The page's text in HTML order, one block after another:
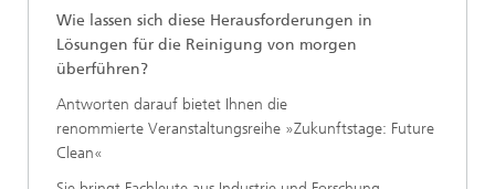
Wie lassen sich diese Herausforderungen in
Lösungen für die Reinigung von morgen
überführen?
Antworten darauf bietet Ihnen die
renommierte Veranstaltungsreihe »Zukunftstage: Future
Clean«